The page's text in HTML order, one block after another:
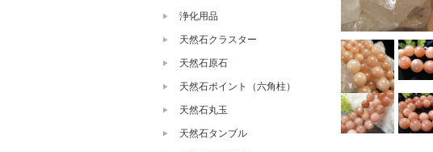
浄化用品
天然石クラスター
天然石原石
天然石ポイント（六角柱）
天然石丸玉
天然石タンブル